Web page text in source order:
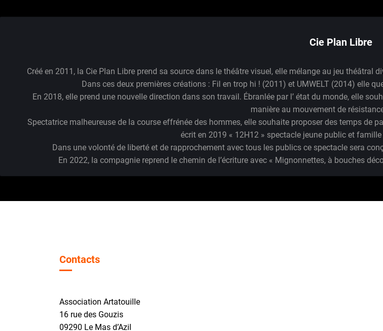
Cie Plan Libre
Créé en 2011, la Cie Plan Libre prend sa source dans le théâtre visuel, elle mélange au jeu
Dans ces deux premières créations : Fil en trop hi ! (2011) et UMWELT (2014) elle
En 2018, elle prend une nouvelle direction dans son travail. Ébranlée par l’ état du monde, elle
manière au mouvement de
Spectatrice malheureuse de la course effrénée des hommes, elle souhaite proposer des temps de
écrit en 2019 « 12H12 » spectacle jeune public et
Dans une volonté de liberté et de rapprochement avec tous les publics ce spectacle sera
En 2022, la compagnie reprend le chemin de l’écriture avec « Mignonnettes, à bouches
Contacts
Association Artatouille
16 rue des Gouzis
09290 Le Mas d’Azil